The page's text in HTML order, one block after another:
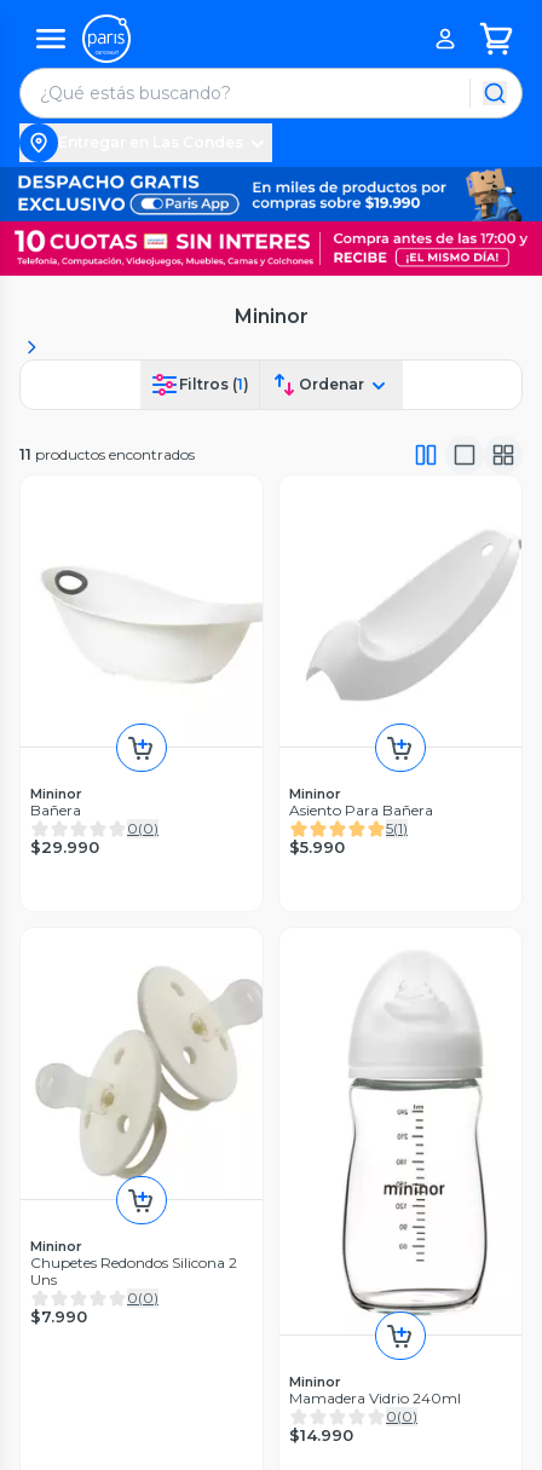
Mininor
Filtros (1) Ordenar
11 productos encontrados
Mininor
Bañera
0(0)
$29.990
Mininor
Asiento Para Bañera
5(1)
$5.990
Mininor
Chupetes Redondos Silicona 2
Uns
0(0)
$7.990
Mininor
Mamadera Vidrio 240ml
0(0)
$14.990